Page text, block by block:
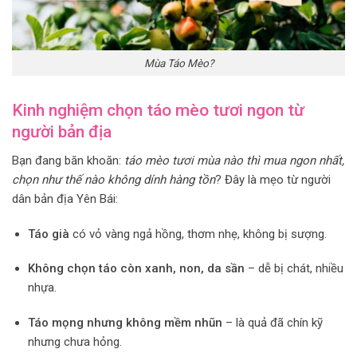
Mùa Táo Mèo?
Kinh nghiệm chọn táo mèo tươi ngon từ
người bản địa
Bạn đang băn khoăn: táo mèo tươi mùa nào thì mua ngon nhất,
chọn như thế nào không dính hàng tồn? Đây là mẹo từ người
dân bản địa Yên Bái:
Táo già có vỏ vàng ngả hồng, thơm nhẹ, không bị sượng.
Không chọn táo còn xanh, non, da sần – dễ bị chát, nhiều
nhựa.
Táo mọng nhưng không mềm nhũn – là quả đã chín kỹ
nhưng chưa hỏng.